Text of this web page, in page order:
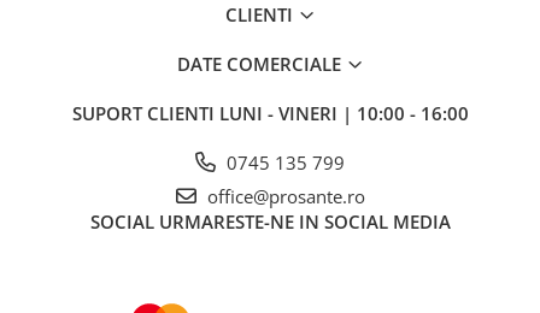
CLIENTI
DATE COMERCIALE
SUPORT CLIENTI LUNI - VINERI | 10:00 - 16:00
0745 135 799
office@prosante.ro
SOCIAL URMARESTE-NE IN SOCIAL MEDIA